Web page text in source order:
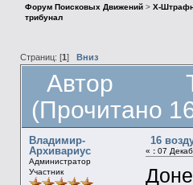
Форум Поисковых Движений> X-
трибунал
Страниц: [1 ] Вниз
Автор
(Прочитано
Владимир-
Архивариус
Администратор
Участник
16
« :07